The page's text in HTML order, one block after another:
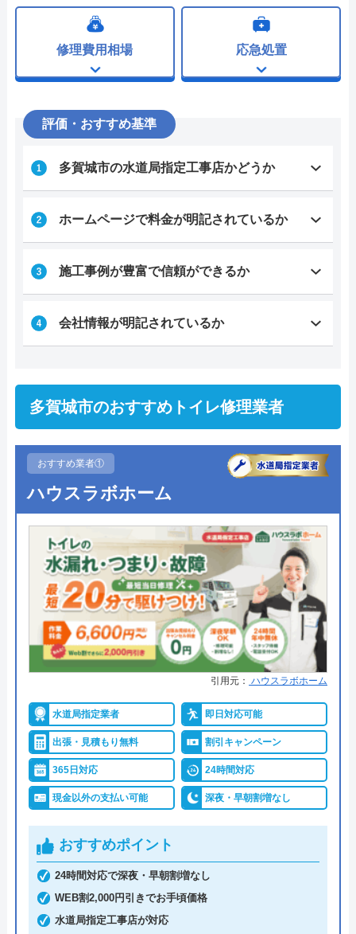
修理費用相場 応急処置
評価・おすすめ基準
多賀城市の水道局指定工事店かどうか
ホームページで料金が明記されているか
施工事例が豊富で信頼ができるか
会社情報が明記されているか
多賀城市のおすすめトイレ修理業者
おすすめ業者①
ハウスラボホーム
引用元： ハウスラボホーム
水道局指定業者 即日対応可能
出張・見積もり無料 割引キャンペーン
365日対応 24時間対応
現金以外の支払い可能 深夜・早朝割増なし
おすすめポイント
24時間対応で深夜・早朝割増なし
WEB割2,000円引きでお手頃価格
水道局指定工事店が対応